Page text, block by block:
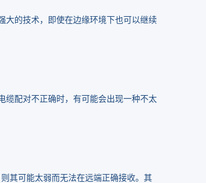
大的技术，即使在边缘环境下也可以继续
缆配对不正确时，有可能会出现一种不太
其可能太弱而无法在远端正确接收。其